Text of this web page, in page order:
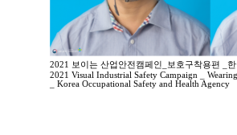
2021 보이는 산업안전캠페인_보호구착용편 _
2021 Visual Industrial Safety Campaign _
_ Korea Occupational Safety and Health Agency